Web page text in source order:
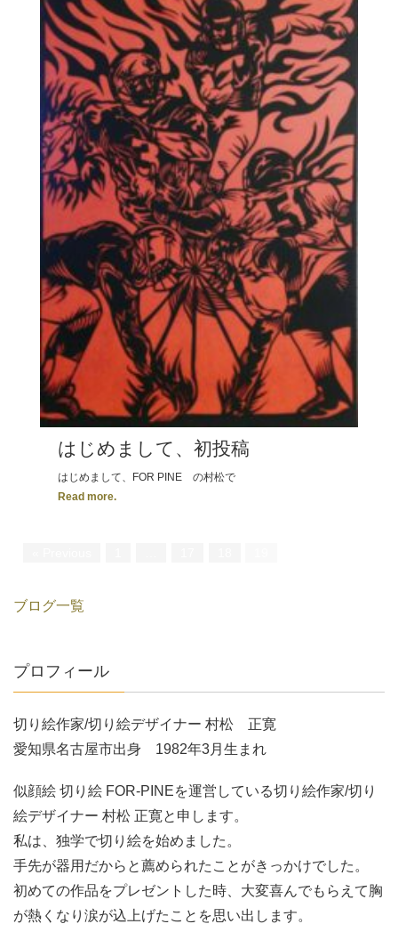
はじめまして、初投稿
はじめまして、FOR PINE の村松で
Read more.
ブログ一覧
プロフィール
切り絵作家/切り絵デザイナー 村松 正寛
愛知県名古屋市出身 1982年3月生まれ
似顔絵 切り絵 FOR-PINEを運営している切り絵作家/切り
絵デザイナー 村松 正寛と申します。
私は、独学で切り絵を始めました。
手先が器用だからと薦められたことがきっかけでした。
初めての作品をプレゼントした時、大変喜んでもらえて胸
が熱くなり涙が込上げたことを思い出します。